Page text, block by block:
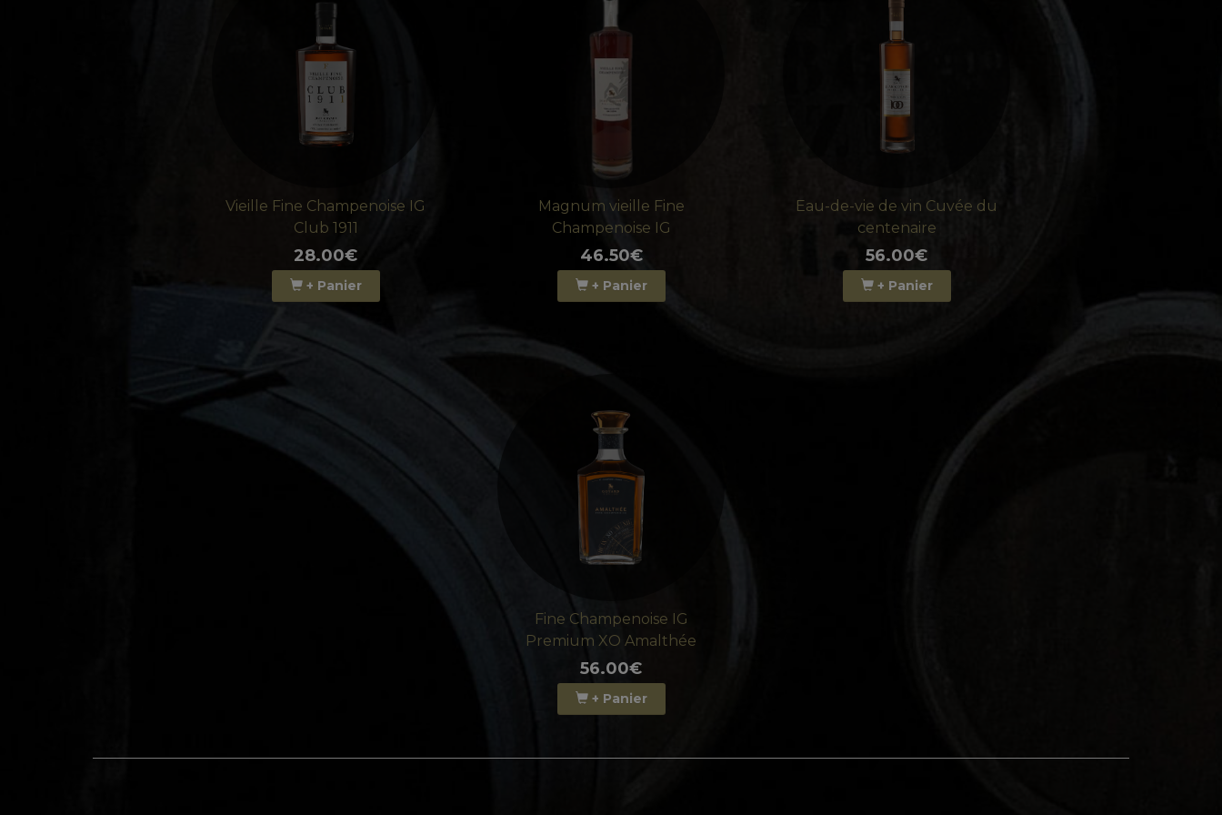
VIEILLE FINE CHAMPENOISE IG CLUB 1911
70CL - 4 ANS MINIMUM DE VIEILLISSEMENT - DIGESTIF - 40% DE L'ALCOOL
+ Panier
Vieille Fine Champenoise IG
Club 1911
28.00€
+ Panier
Magnum vieille Fine
Champenoise IG
46.50€
+ Panier
Eau-de-vie de vin Cuvée du
centenaire
56.00€
+ Panier
Fine Champenoise IG
Premium XO Amalthée
56.00€
+ Panier